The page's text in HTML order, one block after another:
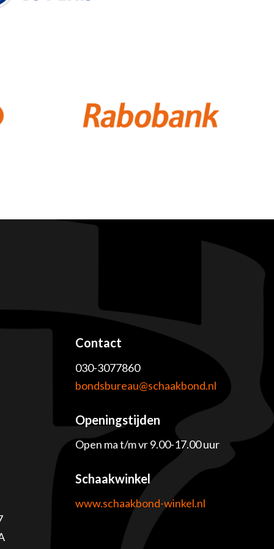
Contact
030-3077860
bondsbureau@schaakbond.nl
Openingstijden
Open ma t/m vr 9.00-17.00 uur
Schaakwinkel
www.schaakbond-winkel.nl